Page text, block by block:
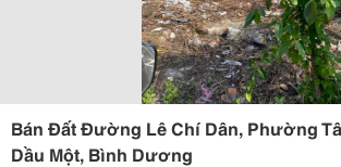
Bán Đất Đường Lê Chí Dân, Phường
Dầu Một, Bình Dương